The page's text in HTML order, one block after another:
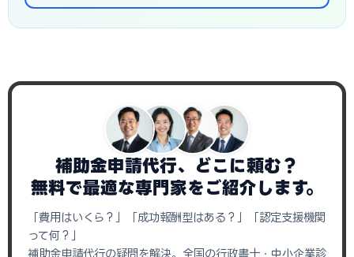
補助金申請代行、どこに頼む？
無料で最適な専門家をご紹介します。
「費用はいくら？」「成功報酬型はある？」「認定支援機関
って何？」
補助金申請代行の疑問を解決。全国の行政書士・中小企業診